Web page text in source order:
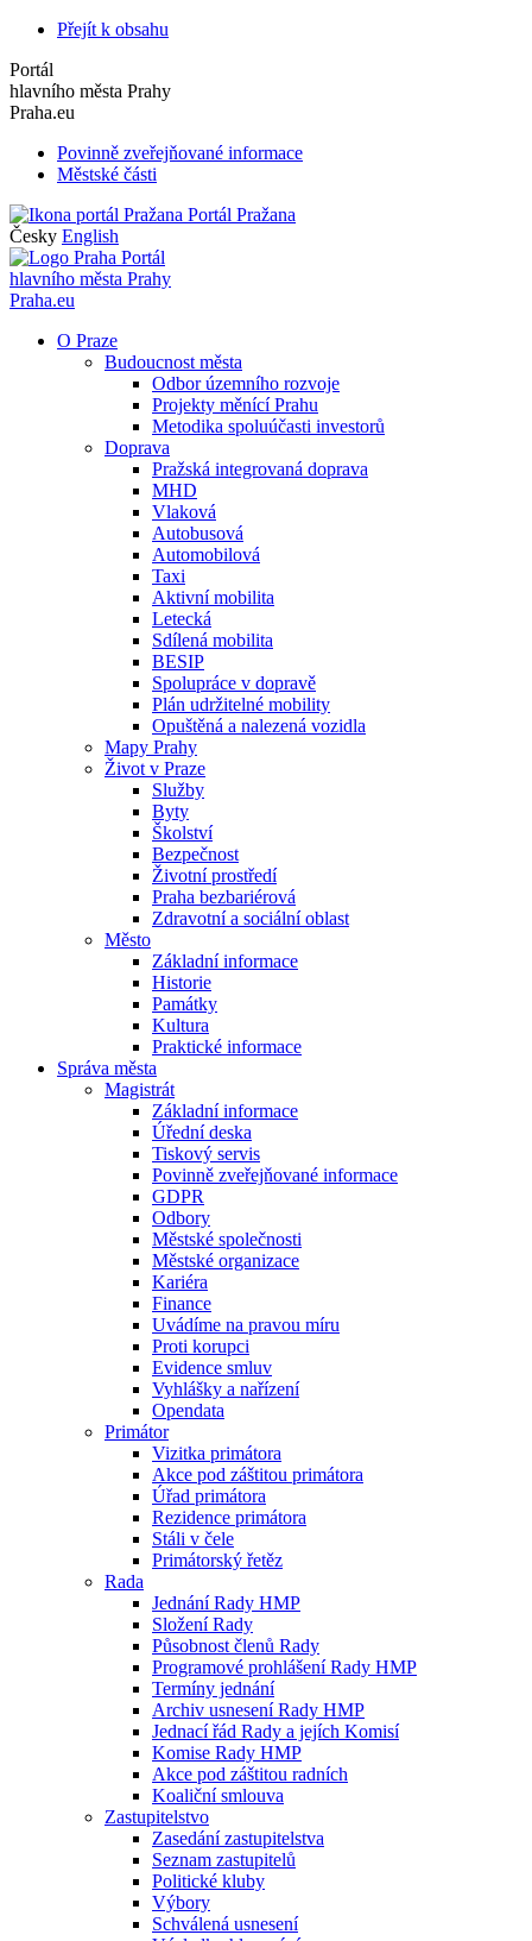
Přejít k obsahu
Portál
hlavního města Prahy
Praha.eu
Povinně zveřejňované informace
Městské části
Portál Pražana
Česky English
Portál
hlavního města Prahy
Praha.eu
O Praze
Budoucnost města
Odbor územního rozvoje
Projekty měnící Prahu
Metodika spoluúčasti investorů
Doprava
Pražská integrovaná doprava
MHD
Vlaková
Autobusová
Automobilová
Taxi
Aktivní mobilita
Letecká
Sdílená mobilita
BESIP
Spolupráce v dopravě
Plán udržitelné mobility
Opuštěná a nalezená vozidla
Mapy Prahy
Život v Praze
Služby
Byty
Školství
Bezpečnost
Životní prostředí
Praha bezbariérová
Zdravotní a sociální oblast
Město
Základní informace
Historie
Památky
Kultura
Praktické informace
Správa města
Magistrát
Základní informace
Úřední deska
Tiskový servis
Povinně zveřejňované informace
GDPR
Odbory
Městské společnosti
Městské organizace
Kariéra
Finance
Uvádíme na pravou míru
Proti korupci
Evidence smluv
Vyhlášky a nařízení
Opendata
Primátor
Vizitka primátora
Akce pod záštitou primátora
Úřad primátora
Rezidence primátora
Stáli v čele
Primátorský řetěz
Rada
Jednání Rady HMP
Složení Rady
Působnost členů Rady
Programové prohlášení Rady HMP
Termíny jednání
Archiv usnesení Rady HMP
Jednací řád Rady a jejích Komisí
Komise Rady HMP
Akce pod záštitou radních
Koaliční smlouva
Zastupitelstvo
Zasedání zastupitelstva
Seznam zastupitelů
Politické kluby
Výbory
Schválená usnesení